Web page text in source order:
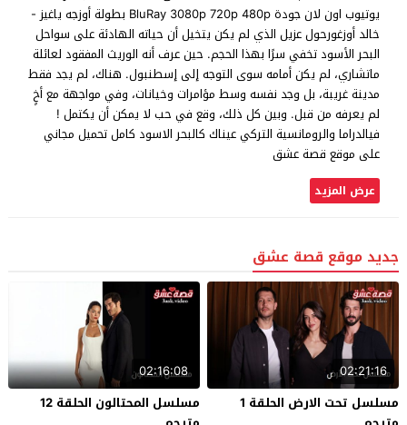
يوتيوب اون لان جودة BluRay 3080p 720p 480p بطولة أوزجه ياغيز -
خالد أوزغورحول عزيل الذي لم يكن يتخيل أن حياته الهادئة على سواحل
البحر الأسود تخفي سرًا بهذا الحجم. حين عرف أنه الوريث المفقود لعائلة
ماتشاري، لم يكن أمامه سوى التوجه إلى إسطنبول. هناك، لم يجد فقط
مدينة غريبة، بل وجد نفسه وسط مؤامرات وخيانات، وفي مواجهة مع أخٍ
لم يعرفه من قبل. وبين كل ذلك، وقع في حب لا يمكن أن يكتمل !
فيالدراما والرومانسية التركي عيناك كالبحر الاسود كامل تحميل مجاني
على موقع قصة عشق
عرض المزيد
جديد موقع قصة عشق
02:21:16
مسلسل تحت الارض الحلقة 1
02:16:08
مسلسل المحتالون الحلقة 12